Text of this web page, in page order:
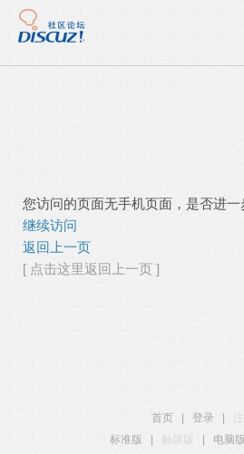
您访问的页面无手机页面，是否进一
继续访问
返回上一页
[ 点击这里返回上一页 ]
首页 登录
注
标准版
触屏版 电脑版